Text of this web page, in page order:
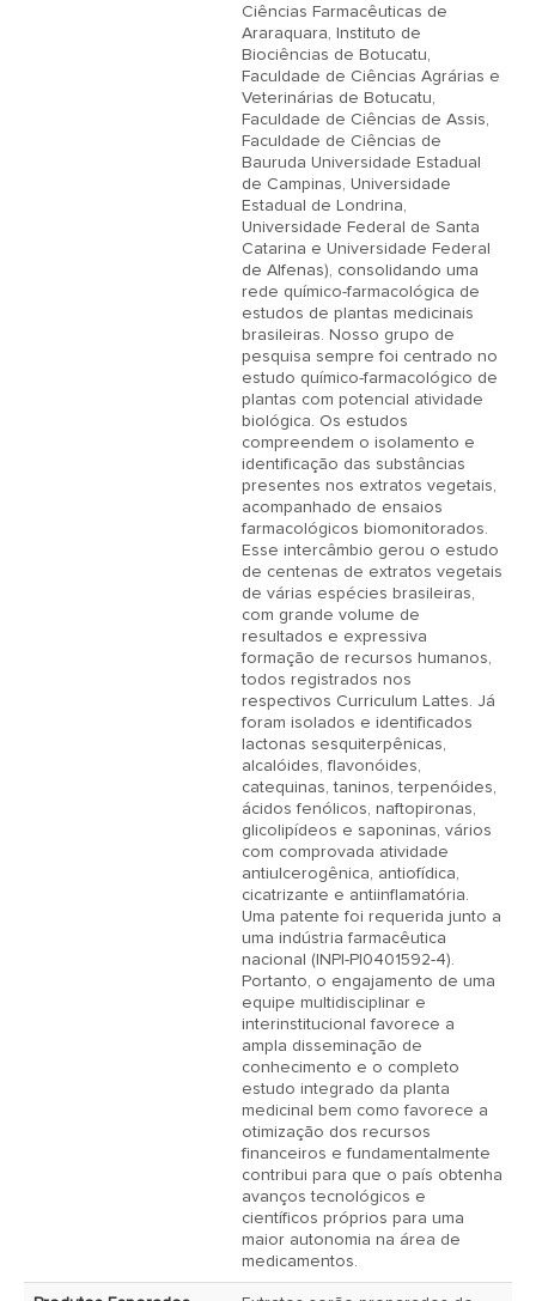
Ciências Farmacêuticas de
Araraquara, Instituto de
Biociências de Botucatu,
Faculdade de Ciências Agrárias e
Veterinárias de Botucatu,
Faculdade de Ciências de Assis,
Faculdade de Ciências de
Bauruda Universidade Estadual
de Campinas, Universidade
Estadual de Londrina,
Universidade Federal de Santa
Catarina e Universidade Federal
de Alfenas), consolidando uma
rede químico-farmacológica de
estudos de plantas medicinais
brasileiras. Nosso grupo de
pesquisa sempre foi centrado no
estudo químico-farmacológico de
plantas com potencial atividade
biológica. Os estudos
compreendem o isolamento e
identificação das substâncias
presentes nos extratos vegetais,
acompanhado de ensaios
farmacológicos biomonitorados.
Esse intercâmbio gerou o estudo
de centenas de extratos vegetais
de várias espécies brasileiras,
com grande volume de
resultados e expressiva
formação de recursos humanos,
todos registrados nos
respectivos Curriculum Lattes. Já
foram isolados e identificados
lactonas sesquiterpênicas,
alcalóides, flavonóides,
catequinas, taninos, terpenóides,
ácidos fenólicos, naftopironas,
glicolipídeos e saponinas, vários
com comprovada atividade
antiulcerogênica, antiofídica,
cicatrizante e antiinflamatória.
Uma patente foi requerida junto a
uma indústria farmacêutica
nacional (INPI-PI0401592-4).
Portanto, o engajamento de uma
equipe multidisciplinar e
interinstitucional favorece a
ampla disseminação de
conhecimento e o completo
estudo integrado da planta
medicinal bem como favorece a
otimização dos recursos
financeiros e fundamentalmente
contribui para que o país obtenha
avanços tecnológicos e
científicos próprios para uma
maior autonomia na área de
medicamentos.